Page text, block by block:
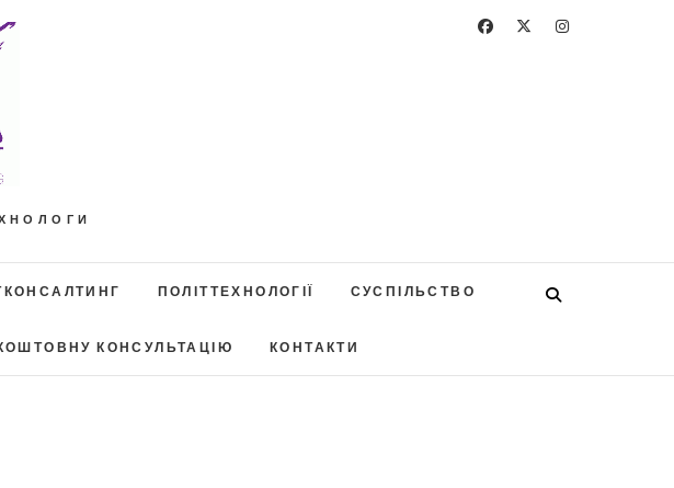
ПОЛІТТЕХНОЛОГІЇ СУСПІЛЬСТВО
КОНСУЛЬТАЦІЮ КОНТАКТИ